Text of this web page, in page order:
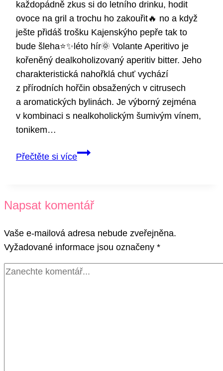
každopádně zkus si do letního drinku, hodit
ovoce na gril a trochu ho zakouřit🔥 no a když
ješte přidáš trošku Kajenskýho pepře tak to
bude šleha⭐️✨léto hír🌞 Volante Aperitivo je
kořeněný dealkoholizovaný aperitiv bitter. Jeho
charakteristická nahořklá chuť vychází
z přírodních hořčin obsažených v citrusech
a aromatických bylinách. Je výborný zejména
v kombinaci s nealkoholickým šumivým vínem,
tonikem…
Přečtěte si víceUltimátní
Napsat komentář
Vaše e-mailová adresa nebude zveřejněna.
Vyžadované informace jsou označeny *